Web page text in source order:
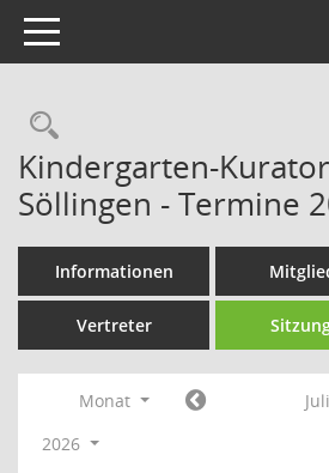
Toggle navigation
Rechercheauswahl
Kindergarten-
Söllingen - Termine
Informationen
Vertreter
Monat
Juli
2026